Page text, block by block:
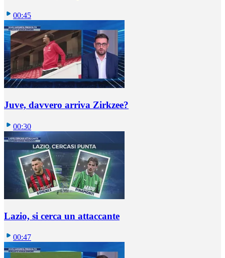
00:45
Juve, davvero arriva Zirkzee?
00:30
Lazio, si cerca un attaccante
00:47